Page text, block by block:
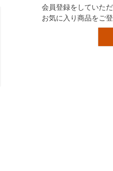
Web または お電話
ヘアメイク・着付け
会員登録をしていた
お気に入り商品をご